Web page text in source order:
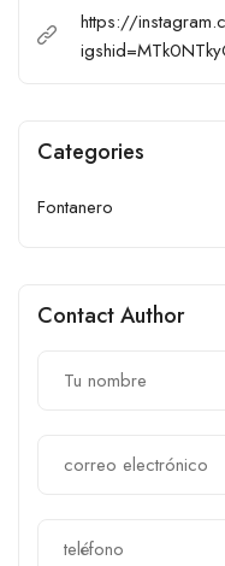
https://
Categories
Fontanero
Contact Author